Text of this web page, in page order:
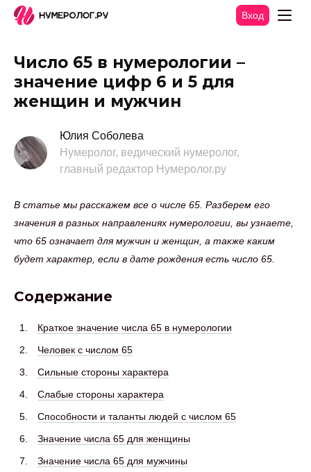
Вход
Число 65 в нумерологии –
значение цифр 6 и 5 для
женщин и мужчин
Юлия Соболева
Нумеролог, ведический нумеролог,
главный редактор Нумеролог.ру
В статье мы расскажем все о числе 65. Разберем его
значения в разных направлениях нумерологии, вы узнаете,
что 65 означает для мужчин и женщин, а также каким
будет характер, если в дате рождения есть число 65.
Содержание
Краткое значение числа 65 в нумерологии
Человек с числом 65
Сильные стороны характера
Слабые стороны характера
Способности и таланты людей с числом 65
Значение числа 65 для женщины
Значение числа 65 для мужчины